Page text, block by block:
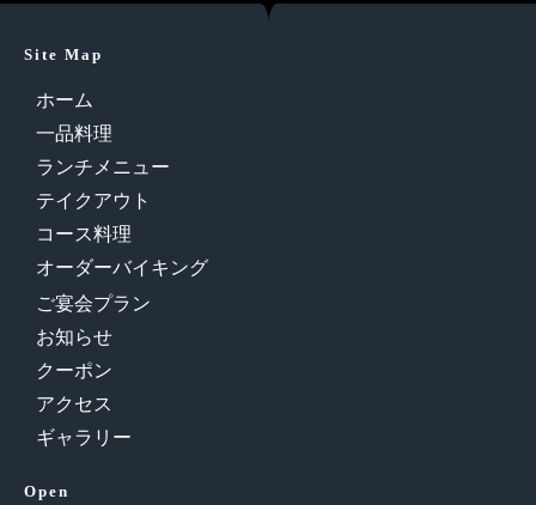
Site Map
ホーム
一品料理
ランチメニュー
テイクアウト
コース料理
オーダーバイキング
ご宴会プラン
お知らせ
クーポン
アクセス
ギャラリー
Open